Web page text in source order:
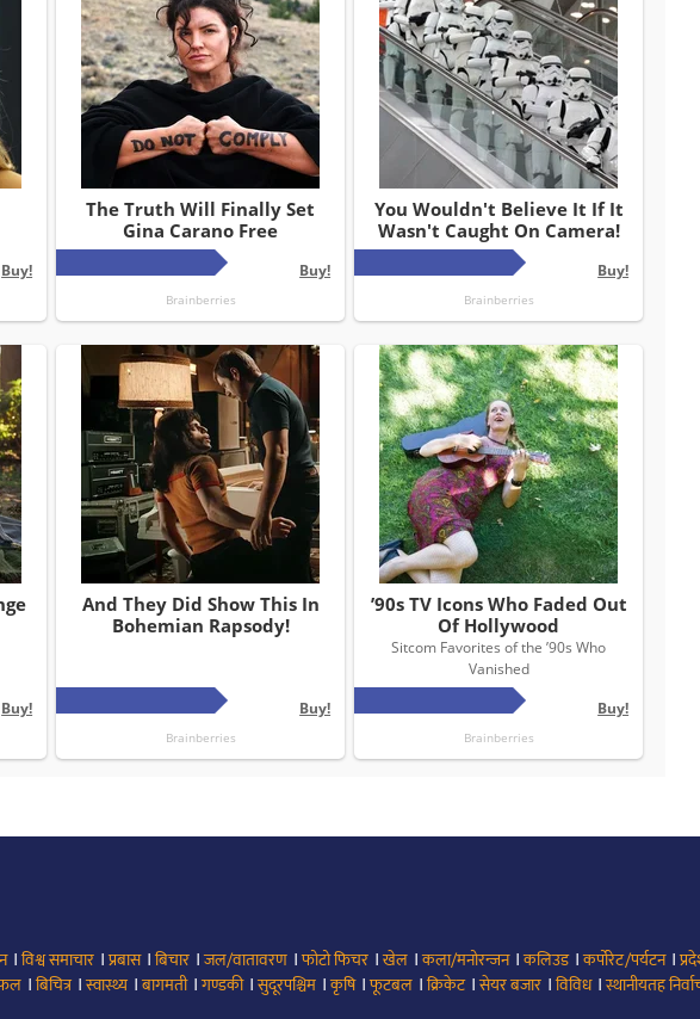
।विश्व समाचार ।प्रबास।बिचार ।जल/वातावरण ।फोटो फिचर ।खेल ।कला/मनोरन्जन।कलिउड।कर्पोरेट/पर्यटन।
।बिचित्र।स्वास्थ्य ।बागमती।गण्डकी।सुदूरपश्चिम ।कृषि।फूटबल ।क्रिकेट।सेयर बजार ।विविध।स्थानीयतह